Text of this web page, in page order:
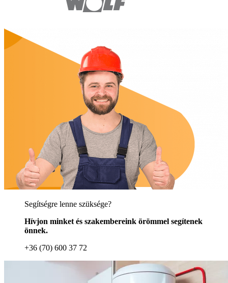
Segítségre lenne szüksége?
Hívjon minket és szakembereink örömmel segítenek
önnek.
+36 (70) 600 37 72